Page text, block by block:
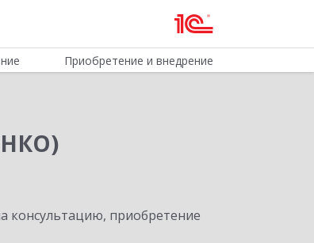
Приобретение и внедрение
консультацию, приобретение